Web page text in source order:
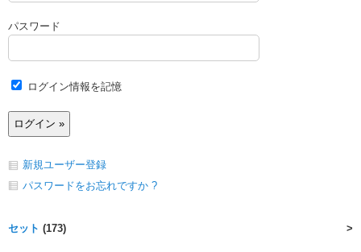
パスワード
ログイン情報を記憶
新規ユーザー登録
パスワードをお忘れですか ?
セット (173)